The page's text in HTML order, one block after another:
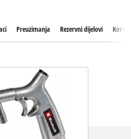
Preuzimanja Rezervni dijelovi